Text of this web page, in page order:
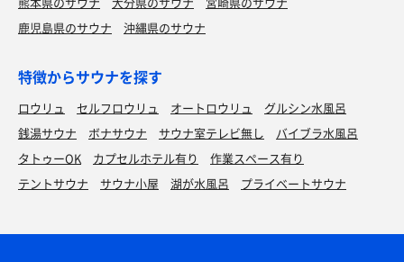
鹿児島県のサウナ
沖縄県のサウナ
特徴からサウナを探す
ロウリュ セルフロウリュ オートロウリュ
グルシン水風呂
銭湯サウナ
ボナサウナ サウナ室テレビ無し
バイブラ水風呂
タトゥーOK
カプセルホテル有り
作業スペース有り
テントサウナ
サウナ小屋 湖が水風呂 プライベートサウナ